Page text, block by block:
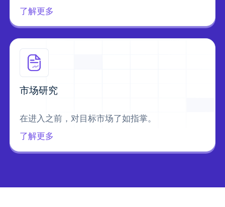
了解更多
市场研究
在进入之前，对目标市场了如指掌。
了解更多